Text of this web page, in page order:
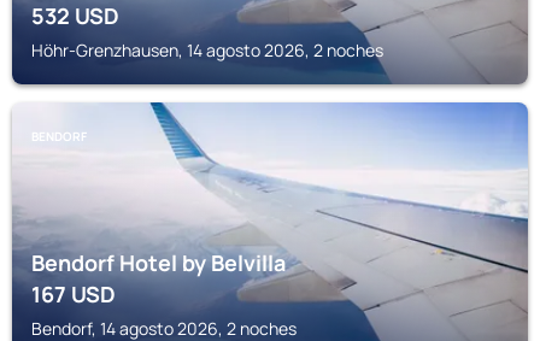
532USD
Höhr-Grenzhausen, 14 agosto 2026, 2 noches
BENDORF
Bendorf Hotel by Belvilla
167USD
Bendorf, 14 agosto 2026, 2 noches